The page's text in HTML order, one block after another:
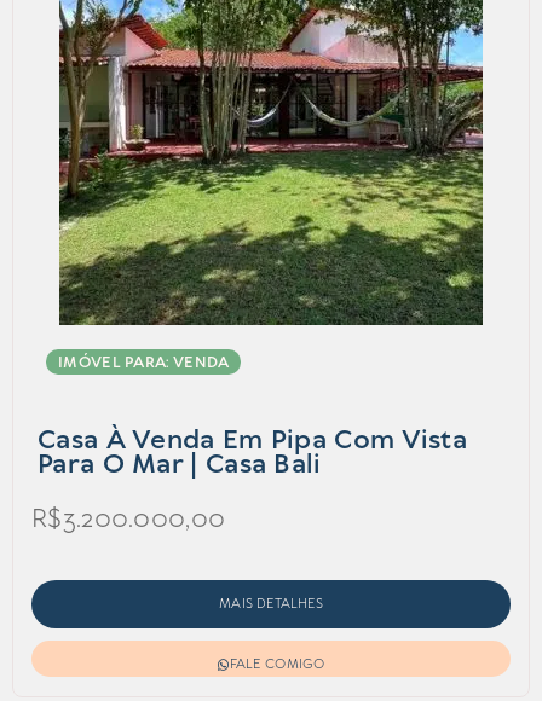
IMÓVEL PARA: VENDA
Casa À Venda Em Pipa Com Vista
Para O Mar | Casa Bali
R$3.200.000,00
MAIS DETALHES
FALE COMIGO